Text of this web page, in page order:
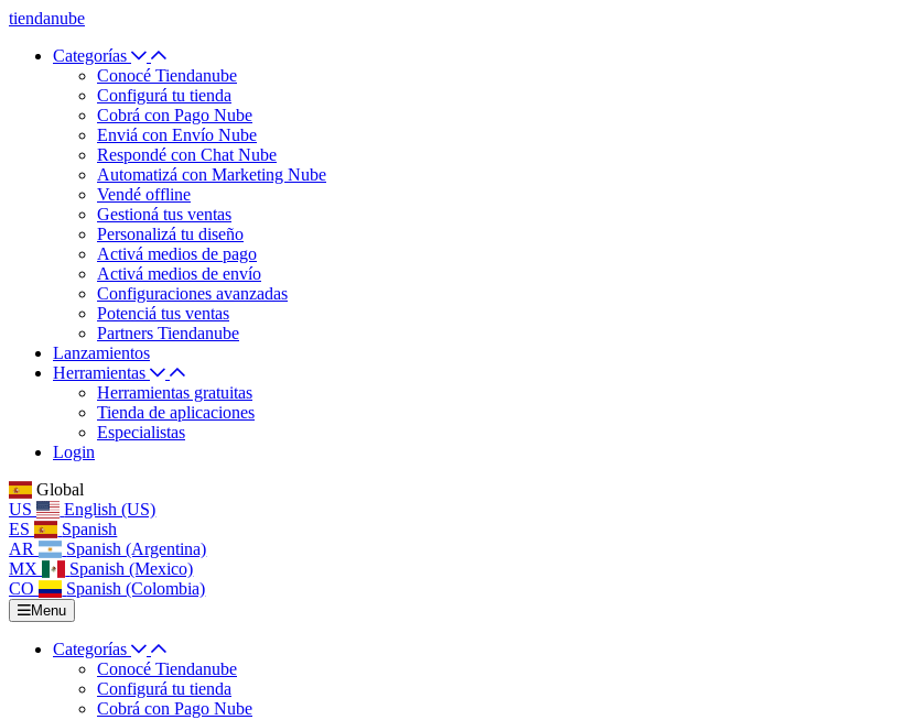
tiendanube
Categorías
Conocé Tiendanube
Configurá tu tienda
Cobrá con Pago Nube
Enviá con Envío Nube
Respondé con Chat Nube
Automatizá con Marketing Nube
Vendé offline
Gestioná tus ventas
Personalizá tu diseño
Activá medios de pago
Activá medios de envío
Configuraciones avanzadas
Potenciá tus ventas
Partners Tiendanube
Lanzamientos
Herramientas
Herramientas gratuitas
Tienda de aplicaciones
Especialistas
Login
Global
US
English (US)
ES
Spanish
AR
Spanish (Argentina)
MX
Spanish (Mexico)
CO
Spanish (Colombia)
Menu
Categorías
Conocé Tiendanube
Configurá tu tienda
Cobrá con Pago Nube